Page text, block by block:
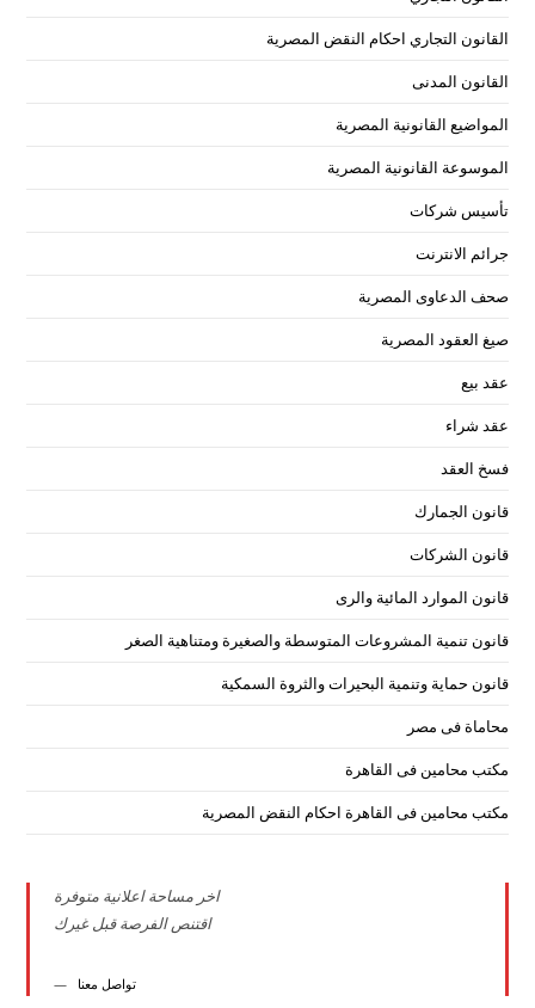
القانون التجاري احكام النقض المصرية
القانون المدنى
المواضيع القانونية المصرية
الموسوعة القانونية المصرية
تأسيس شركات
جرائم الانترنت
صحف الدعاوى المصرية
صيغ العقود المصرية
عقد بيع
عقد شراء
فسخ العقد
قانون الجمارك
قانون الشركات
قانون الموارد المائية والرى
قانون تنمية المشروعات المتوسطة والصغيرة ومتناهية الصغر
قانون حماية وتنمية البحيرات والثروة السمكية
محاماة فى مصر
مكتب محامين فى القاهرة
مكتب محامين فى القاهرة احكام النقض المصرية
اخر مساحة اعلانية متوفرة
اقتنص الفرصة قبل غيرك
تواصل معنا